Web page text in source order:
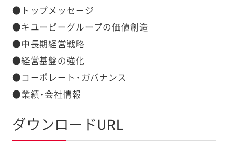
●トップメッセージ
●キユーピーグループの価値創造
●中長期経営戦略
●経営基盤の強化
●コーポレート・ガバナンス
●業績・会社情報
ダウンロードURL